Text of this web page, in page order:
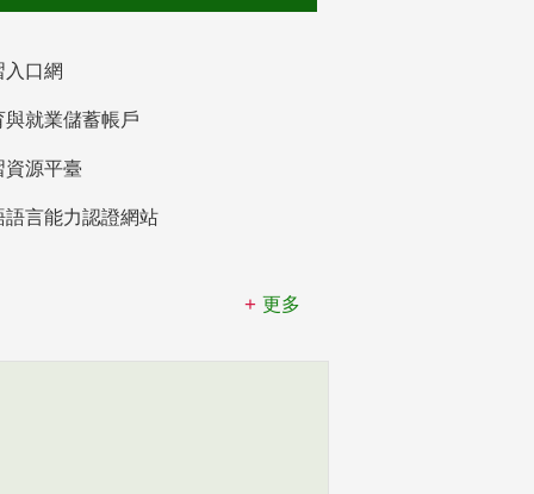
入口網
與就業儲蓄帳戶
資源平臺
語言能力認證網站
更多